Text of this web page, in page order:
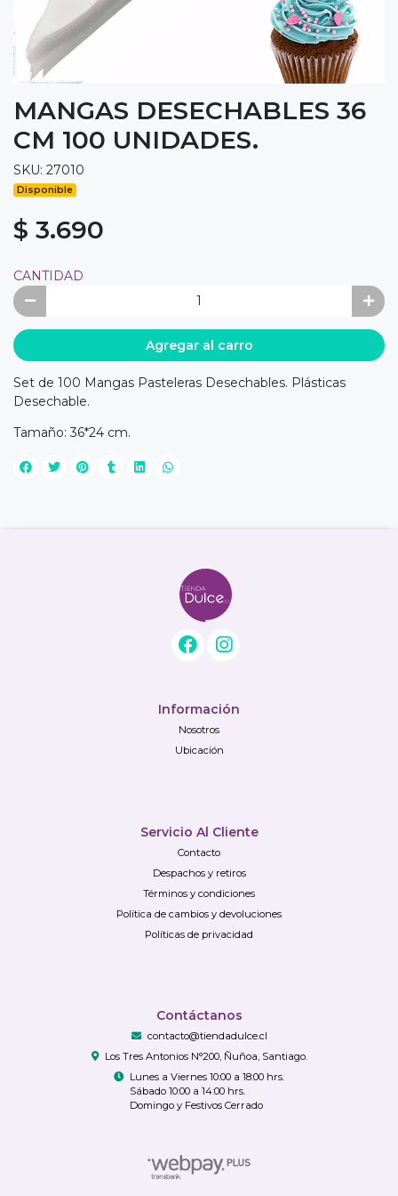
MANGAS DESECHABLES 36
CM 100 UNIDADES.
SKU: 27010
Disponible
$ 3.690
CANTIDAD
Agregar al carro
Set de 100 Mangas Pasteleras Desechables. Plásticas
Desechable.
Tamaño: 36*24 cm.
Información
Nosotros
Ubicación
Servicio Al Cliente
Contacto
Despachos y retiros
Términos y condiciones
Política de cambios y devoluciones
Políticas de privacidad
Contáctanos
contacto@tiendadulce.cl
Los Tres Antonios N°200, Ñuñoa, Santiago.
Lunes a Viernes 10:00 a 18:00 hrs.
Sábado 10:00 a 14:00 hrs.
Domingo y Festivos Cerrado